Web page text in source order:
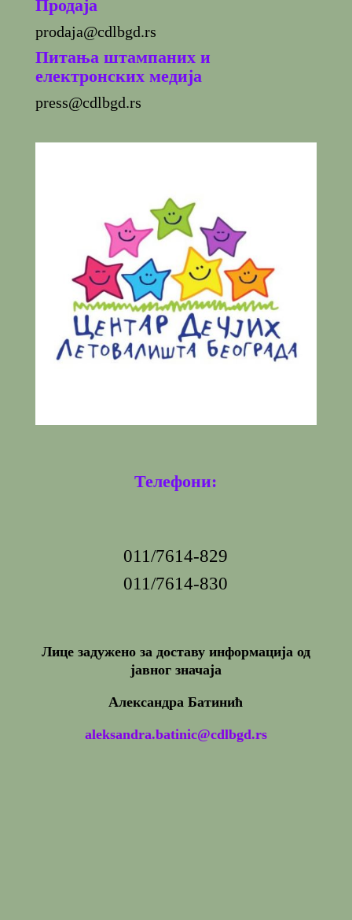
Продаја
prodaja@cdlbgd.rs
Питања штампаних и
електронских медија
press@cdlbgd.rs
Телефони:
011/7614-829
011/7614-830
Лице задужено за доставу информација од
јавног значаја
Александра Батинић
aleksandra.batinic@cdlbgd.rs